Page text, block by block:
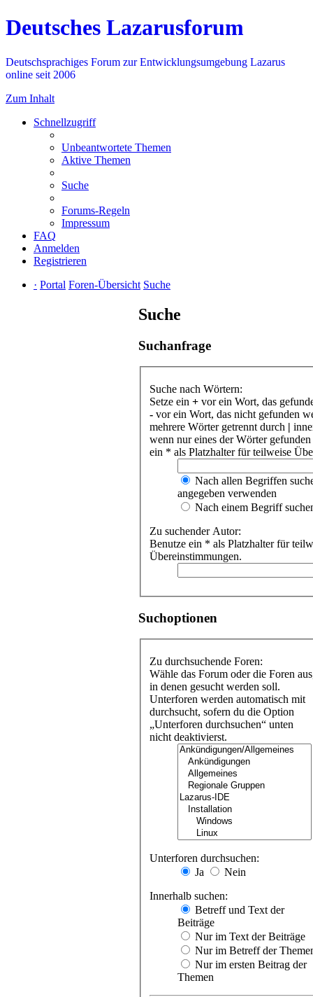
Deutsches Lazarusforum
Deutschsprachiges Forum zur Entwicklungsumgebung Lazarus
online seit 2006
Zum Inhalt
Schnellzugriff
Unbeantwortete Themen
Aktive Themen
Suche
Forums-Regeln
Impressum
FAQ
Anmelden
Registrieren
· Portal Foren-Übersicht Suche
Suche
Suchanfrage
Suche nach Wörtern:
Setze ein + vor ein Wort, das
- vor ein Wort, das nicht gefunden
mehrere Wörter getrennt durch |
wenn nur eines der Wörter
ein * als Platzhalter für teilweise
Nach allen Begriffen
angegeben verwenden
Nach einem Begriff
Zu suchender Autor:
Benutze ein * als Platzhalter für
Übereinstimmungen.
Suchoptionen
Zu durchsuchende Foren:
Wähle das Forum oder die Foren
in denen gesucht werden soll.
Unterforen werden automatisch mit
durchsucht, sofern du die Option
„Unterforen durchsuchen“ unten
nicht deaktivierst.
Unterforen durchsuchen:
Ja
Nein
Innerhalb suchen:
Betreff und Text der
Beiträge
Nur im Text der Beiträge
Nur im Betreff der
Nur im ersten Beitrag der
Themen